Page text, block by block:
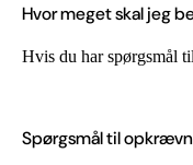
Hvor meget skal jeg
Hvis du har spørgsmål
Spørgsmål til